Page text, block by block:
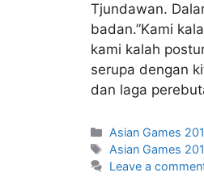
Tjundawan.
badan.”Kami
kami kalah
serupa dengan
dan laga
Asian Games
Asian Games
Leave a